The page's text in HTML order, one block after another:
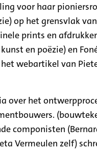
voor haar
op het grensvlak
prints en
en poëzie) en
webartikel van
over het
componisten
Vermeulen zelf)